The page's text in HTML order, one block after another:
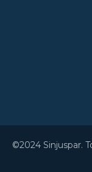
©2024 Sinjuspar.